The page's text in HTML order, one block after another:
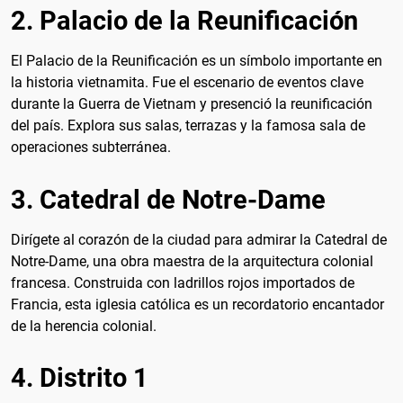
2. Palacio de la Reunificación
El Palacio de la Reunificación es un símbolo importante en
la historia vietnamita. Fue el escenario de eventos clave
durante la Guerra de Vietnam y presenció la reunificación
del país. Explora sus salas, terrazas y la famosa sala de
operaciones subterránea.
3. Catedral de Notre-Dame
Dirígete al corazón de la ciudad para admirar la Catedral de
Notre-Dame, una obra maestra de la arquitectura colonial
francesa. Construida con ladrillos rojos importados de
Francia, esta iglesia católica es un recordatorio encantador
de la herencia colonial.
4. Distrito 1